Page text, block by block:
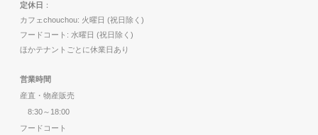
定休日 ：
カフェchouchou: 火曜日 (祝日除く)
フードコート: 水曜日 (祝日除く)
ほかテナントごとに休業日あり
営業時間
産直・物産販売
8:30～18:00
フードコート